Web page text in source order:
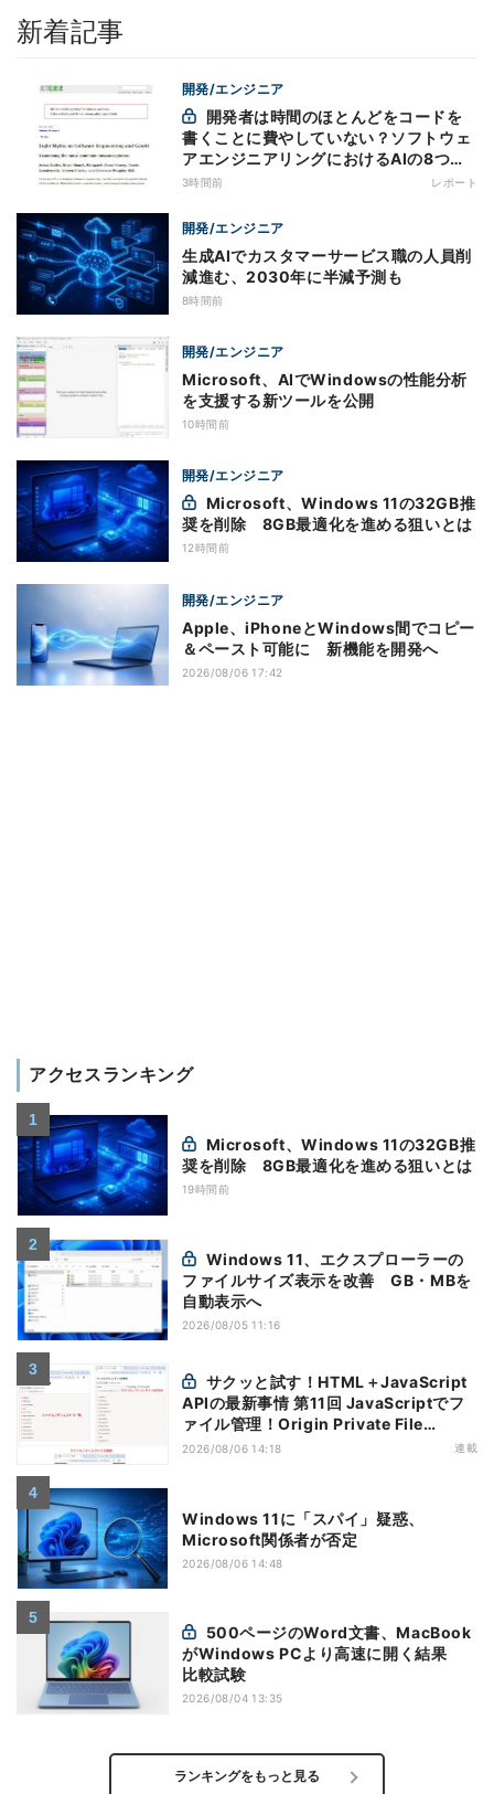
新着記事
開発/エンジニア
書くことに費やしていない？ソフトウェ
アエンジニアリングにおけるAIの8つの
神話への賛否
3時間前 レポート
開発/エンジニア
生成AIでカスタマーサービス職の人員削
減進む、2030年に半減予測も
8時間前
開発/エンジニア
Microsoft、AIでWindowsの性能分析
を支援する新ツールを公開
10時間前
開発/エンジニア
奨を削除 8GB最適化を進める狙いとは
12時間前
開発/エンジニア
Apple、iPhoneとWindows間でコピー
＆ペースト可能に 新機能を開発へ
2026/08/06 17:42
アクセスランキング
奨を削除 8GB最適化を進める狙いとは
19時間前
ファイルサイズ表示を改善 GB・MBを
自動表示へ
2026/08/05 11:16
APIの最新事情 第11回 JavaScriptでフ
ァイル管理！Origin Private File
Systemを活用する
2026/08/06 14:18 連載
Windows 11に「スパイ」疑惑、
Microsoft関係者が否定
2026/08/06 14:48
がWindows PCより高速に開く結果
比較試験
2026/08/04 13:35
ランキングをもっと見る